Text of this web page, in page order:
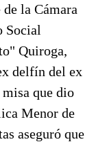
la Cámara
Social
Quiroga,
delfín del ex
que dio
Menor de
aseguró que